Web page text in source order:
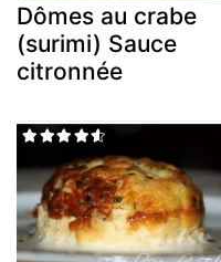
Dômes au crabe
(surimi) Sauce
citronnée